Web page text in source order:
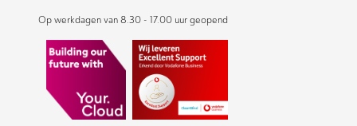
Op werkdagen van 8.30 - 17.00 uur geopend